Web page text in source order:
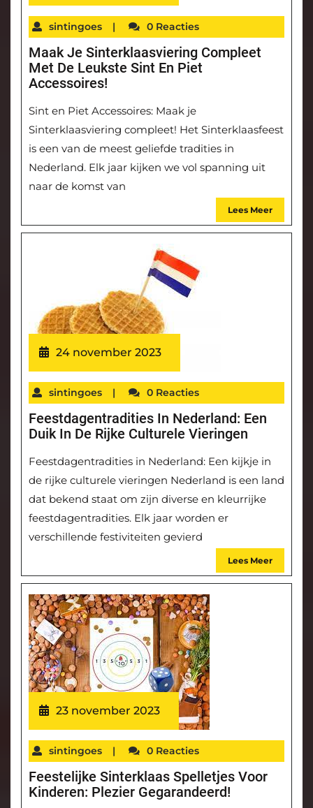
sintingoes | 0 Reacties
Maak Je Sinterklaasviering Compleet
Met De Leukste Sint En Piet
Accessoires!
Sint en Piet Accessoires: Maak je
Sinterklaasviering compleet! Het Sinterklaasfeest
is een van de meest geliefde tradities in
Nederland. Elk jaar kijken we vol spanning uit
naar de komst van
Lees Meer
24 november 2023
sintingoes | 0 Reacties
Feestdagentradities In Nederland: Een
Duik In De Rijke Culturele Vieringen
Feestdagentradities in Nederland: Een kijkje in
de rijke culturele vieringen Nederland is een land
dat bekend staat om zijn diverse en kleurrijke
feestdagentradities. Elk jaar worden er
verschillende festiviteiten gevierd
Lees Meer
23 november 2023
sintingoes | 0 Reacties
Feestelijke Sinterklaas Spelletjes Voor
Kinderen: Plezier Gegarandeerd!